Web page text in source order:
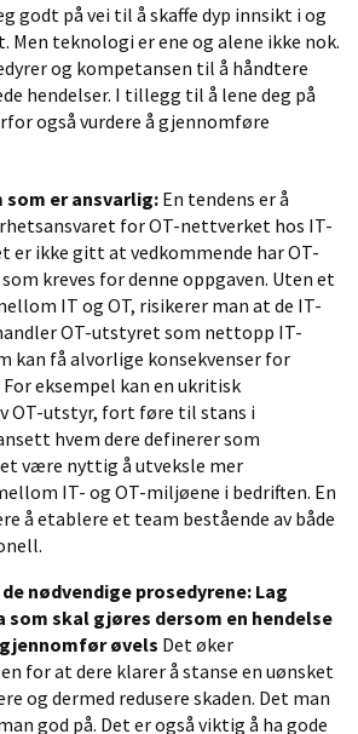
godt på vei til å skaffe dyp innsikt i og
teknologi er ene og alene ikke nok.
og kompetansen til å håndtere
hendelser. I tillegg til å lene deg på
også vurdere å gjennomføre
som er ansvarlig: En tendens er å
for OT-nettverket hos IT-
er ikke gitt at vedkommende har OT-
kreves for denne oppgaven. Uten et
IT og OT, risikerer man at de IT-
OT-utstyret som nettopp IT-
kan få alvorlige konsekvenser for
eksempel kan en ukritisk
OT-utstyr, fort føre til stans i
hvem dere definerer som
være nyttig å utveksle mer
IT- og OT-miljøene i bedriften. En
å etablere et team bestående av både
nødvendige prosedyrene: Lag
som skal gjøres dersom en hendelse
øvels Det øker
for at dere klarer å stanse en uønsket
og dermed redusere skaden. Det man
god på. Det er også viktig å ha gode